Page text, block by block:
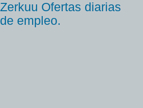
Zerkuu Ofertas diarias
de empleo.